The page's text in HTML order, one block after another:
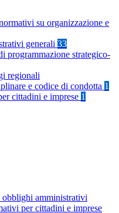
su organizzazione e
generali 33
programmazione strategico-
regionali
e codice di condotta 1
cittadini e imprese 1
obblighi amministrativi
per cittadini e imprese